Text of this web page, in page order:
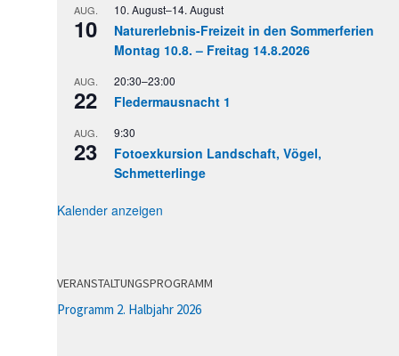
AUG.
10
10. August–14. August
Naturerlebnis-Freizeit in den Sommerferien
Montag 10.8. – Freitag 14.8.2026
AUG.
22
20:30–23:00
Fledermausnacht 1
AUG.
23
9:30
Fotoexkursion Landschaft, Vögel,
Schmetterlinge
Kalender anzeigen
VERANSTALTUNGSPROGRAMM
Programm 2. Halbjahr 2026